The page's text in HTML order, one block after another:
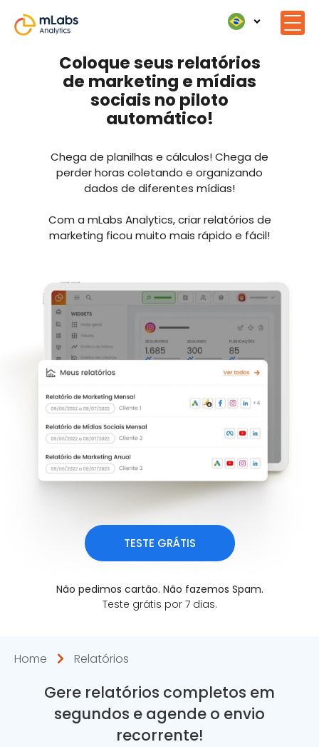
Coloque seus relatórios
de marketing e mídias
sociais no piloto
automático!
Chega de planilhas e cálculos! Chega de
perder horas coletando e organizando
dados de diferentes mídias!
Com a mLabs Analytics, criar relatórios de
marketing ficou muito mais rápido e fácil!
TESTE GRÁTIS
Não pedimos cartão. Não fazemos Spam.
Teste grátis por 7 dias.
Home Relatórios
Gere relatórios completos em
segundos e agende o envio
recorrente!